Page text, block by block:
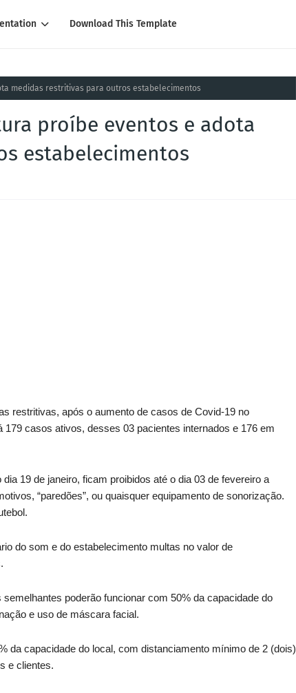
Download This Template
medidas restritivas para outros estabelecimentos
proíbe eventos e adota
estabelecimentos
restritivas, após o aumento de casos de Covid-19 no
casos ativos, desses 03 pacientes internados e 176 em
dia 19 de janeiro, ficam proibidos até o dia 03 de fevereiro a
“paredões”, ou quaisquer equipamento de sonorização.
do som e do estabelecimento multas no valor de
poderão funcionar com 50% da capacidade do
e uso de máscara facial.
da capacidade do local, com distanciamento mínimo de 2 (dois)
e clientes.